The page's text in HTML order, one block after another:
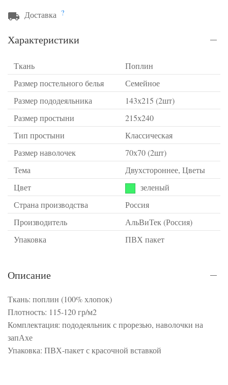
Доставка ?
Характеристики
Ткань
Поплин
Размер постельного белья
Семейное
Размер пододеяльника
143х215 (2шт)
Размер простыни
215х240
Тип простыни
Классическая
Размер наволочек
70х70 (2шт)
Тема
Двухстороннее, Цветы
Цвет
зеленый
Страна производства
Россия
Производитель
АльВиТек (Россия)
Упаковка
ПВХ пакет
Описание
Ткань: поплин (100% хлопок)
Плотность: 115-120 гр/м2
Комплектация: пододеяльник с прорезью, наволочки на
запАхе
Упаковка: ПВХ-пакет с красочной вставкой